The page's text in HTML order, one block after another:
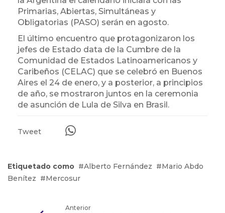
Primarias, Abiertas, Simultáneas y
Obligatorias (PASO) serán en agosto.
El último encuentro que protagonizaron los
jefes de Estado data de la Cumbre de la
Comunidad de Estados Latinoamericanos y
Caribeños (CELAC) que se celebró en Buenos
Aires el 24 de enero, y a posterior, a principios
de año, se mostraron juntos en la ceremonia
de asunción de Lula de Silva en Brasil.
Tweet
Etiquetado como Alberto Fernández
Mario Abdo
Benítez
Mercosur
Anterior